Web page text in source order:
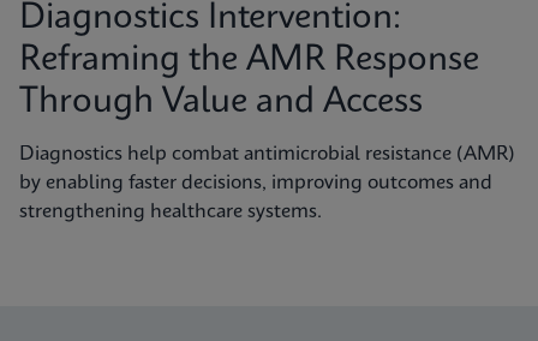
Diagnostics Intervention:
Reframing the AMR Response
Through Value and Access
Diagnostics help combat antimicrobial resistance (AMR)
by enabling faster decisions, improving outcomes and
strengthening healthcare systems.